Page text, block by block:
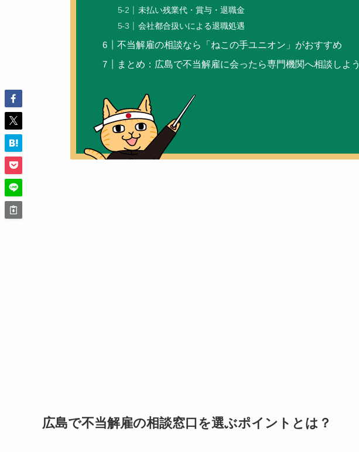
未払い残業代・賞与・退職金
会社都合扱いによる退職処遇
不当解雇の相談なら「ねこの手ユニオン」がおすすめ
まとめ：広島で不当解雇に会ったら専門機関へ相談しよう
広島で不当解雇の相談窓口を選ぶポイントとは？